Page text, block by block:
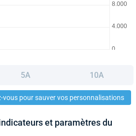
5A 10A
vous pour sauver vos personnalisations
et paramètres du